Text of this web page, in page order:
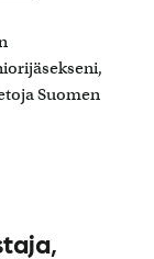
Suomen